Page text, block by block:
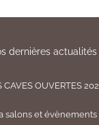
dernières actualités
CAVES OUVERTES
salons et